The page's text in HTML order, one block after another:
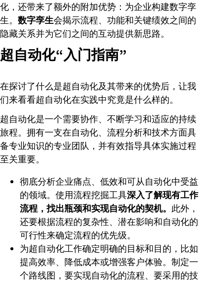
化，还带来了额外的附加优势：为企业构建数字孪
生。 数字孪生会揭示流程、功能和关键绩效之间的
隐藏关系并为它们之间的互动提供新思路。
超自动化“入门指南”
在探讨了什么是超自动化及其带来的优势后，让我
们来看看超自动化在实践中究竟是什么样的。
超自动化是一个需要协作、不断学习和适应的持续
旅程。拥有一支在自动化、流程分析和技术方面具
备专业知识的专业团队，并有效指导具体实施过程
至关重要。
彻底分析企业痛点、低效和可从自动化中受益
的领域。使用流程挖掘工具深入了解现有工作
流程，找出瓶颈和实现自动化的契机。 此外，
还要根据流程的复杂性、潜在影响和自动化的
可行性来确定流程的优先级。
为超自动化工作确定明确的目标和目的，比如
提高效率、降低成本或增强客户体验。制定一
个路线图，要实现自动化的流程、要采用的技